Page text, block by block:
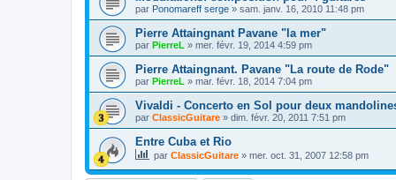
par Ponomareff serge » sam. janv. 16, 2010 11:48 pm
Pierre Attaingnant Pavane "la mer"
par PierreL » mer. févr. 19, 2014 4:59 pm
Pierre Attaingnant. Pavane "La route de Rode"
par PierreL » mar. févr. 18, 2014 7:04 pm
Vivaldi - Concerto en Sol pour deux
par ClassicGuitare » dim. févr. 20, 2011 7:51 pm
Entre Cuba et Rio
par ClassicGuitare » mer. oct. 31, 2007 12:58 pm